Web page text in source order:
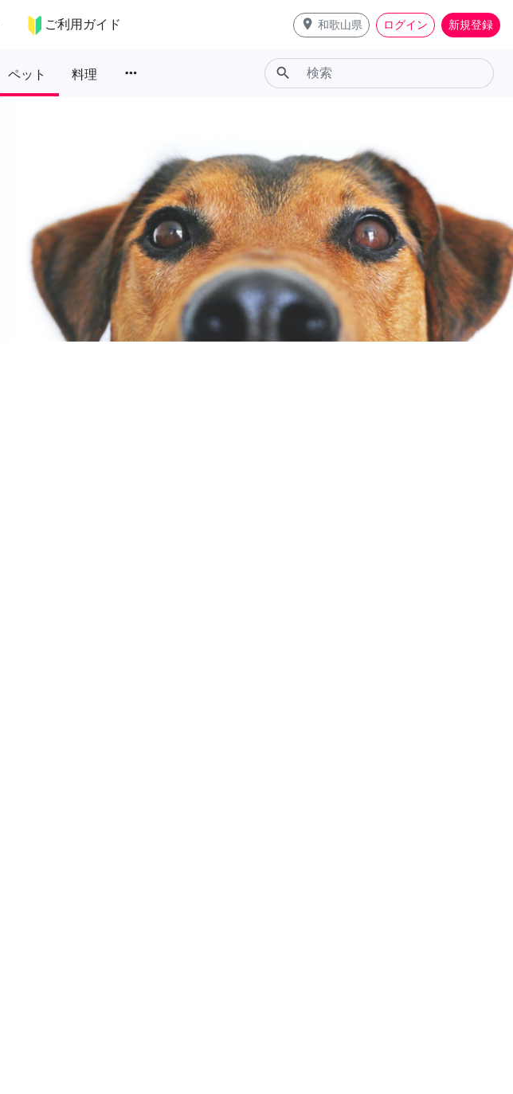
ご利用ガイド place 和歌山県 ログイン 新規登録
ペット 料理 more_horiz search